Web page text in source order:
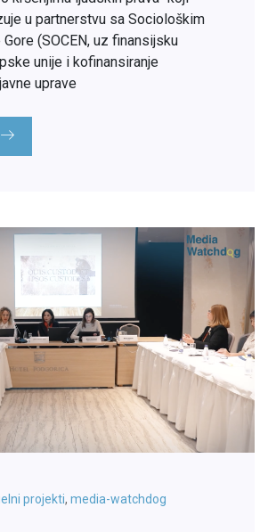
u partnerstvu sa Sociološkim
(SOCEN, uz finansijsku
unije i kofinansiranje
uprave
projekti, media-watchdog